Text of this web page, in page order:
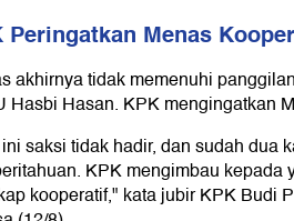
Peringatkan Menas
akhirnya tidak memenuhi
Hasbi Hasan. KPK mengingatkan
saksi tidak hadir, dan sudah dua
KPK mengimbau kepada
kooperatif," kata jubir KPK Budi